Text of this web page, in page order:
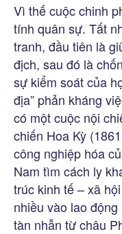
Vì thế cuộc chinh
tính quân sự. Tất
tranh, đầu tiên là
địch, sau đó là
sự kiểm soát của
địa” phản kháng
có một cuộc nội
chiến Hoa Kỳ
công nghiệp hóa
Nam tìm cách ly
trúc kinh tế – xã
nhiều vào lao
tàn nhẫn từ châu